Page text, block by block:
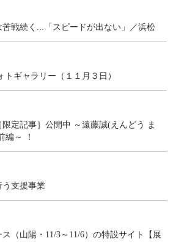
苦戦続く...「スピードが出ない」／浜松
トギャラリー（１１月３日）
定記事］公開中 ～遠藤誠(えんどう ま
編～ ！
う支援事業
（山陽・11/3～11/6）の特設サイト【展